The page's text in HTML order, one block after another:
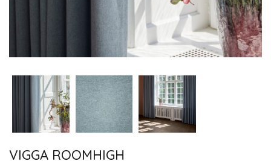
VIGGA ROOMHIGH